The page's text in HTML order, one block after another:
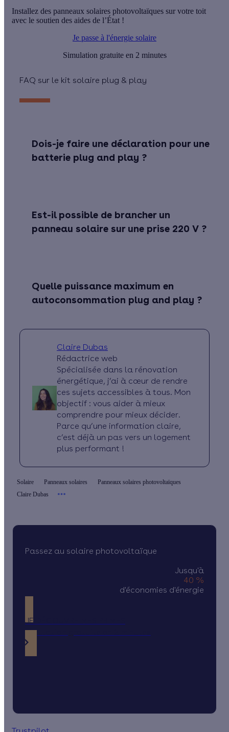
Installez des panneaux solaires photovoltaïques sur votre toit
avec le soutien des aides de l’État !
Je passe à l'énergie solaire
Simulation gratuite en 2 minutes
FAQ sur le kit solaire plug & play
Dois-je faire une déclaration pour une
batterie plug and play ?
Est-il possible de brancher un
panneau solaire sur une prise 220 V ?
Quelle puissance maximum en
autoconsommation plug and play ?
Claire Dubas
Rédactrice web
Spécialisée dans la rénovation
énergétique, j’ai à cœur de rendre
ces sujets accessibles à tous. Mon
objectif : vous aider à mieux
comprendre pour mieux décider.
Parce qu’une information claire,
c’est déjà un pas vers un logement
plus performant !
Solaire Panneaux solaires
Panneaux solaires photovoltaïques
Claire Dubas
Passez au solaire photovoltaïque
Jusqu'à
40 %
d'économies d'énergie
JE DÉCOUVRE MES PRIMES
Simulation gratuite en 2 minutes